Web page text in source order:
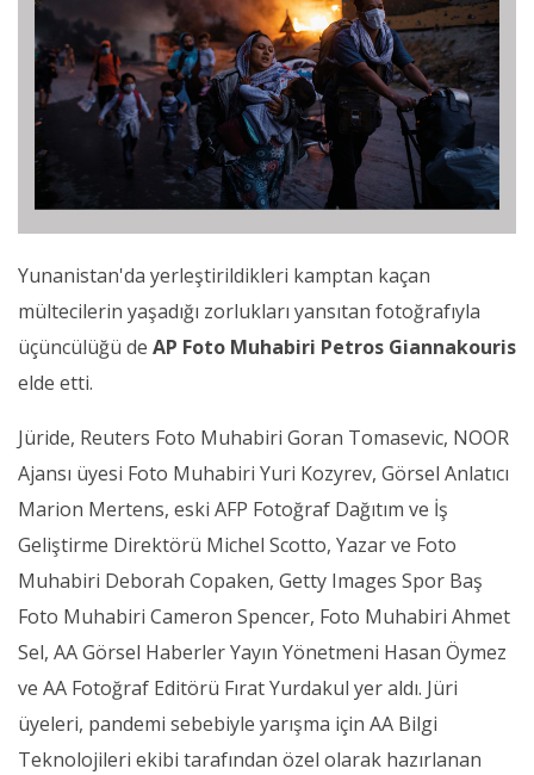
Yunanistan'da yerleştirildikleri kamptan kaçan
mültecilerin yaşadığı zorlukları yansıtan fotoğrafıyla
üçüncülüğü de AP Foto Muhabiri Petros Giannakouris
elde etti.
Jüride, Reuters Foto Muhabiri Goran Tomasevic, NOOR
Ajansı üyesi Foto Muhabiri Yuri Kozyrev, Görsel Anlatıcı
Marion Mertens, eski AFP Fotoğraf Dağıtım ve İş
Geliştirme Direktörü Michel Scotto, Yazar ve Foto
Muhabiri Deborah Copaken, Getty Images Spor Baş
Foto Muhabiri Cameron Spencer, Foto Muhabiri Ahmet
Sel, AA Görsel Haberler Yayın Yönetmeni Hasan Öymez
ve AA Fotoğraf Editörü Fırat Yurdakul yer aldı. Jüri
üyeleri, pandemi sebebiyle yarışma için AA Bilgi
Teknolojileri ekibi tarafından özel olarak hazırlanan